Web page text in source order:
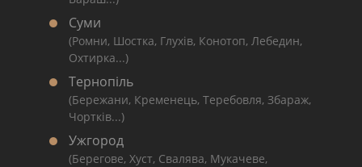
Суми
(Ромни, Шостка, Глухів, Конотоп, Лебедин,
Охтирка...)
Тернопіль
(Бережани, Кременець, Теребовля, Збараж,
Чортків...)
Ужгород
(Берегове, Хуст, Свалява, Мукачеве,